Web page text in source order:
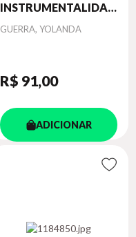
INSTRUMENTALIDADE
DO SE...
Autor
GUERRA, YOLANDA
R$ 91,00
ADICIONAR